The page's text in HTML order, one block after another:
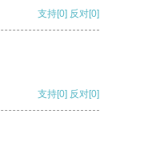
支持[0] 反对[0]
支持[0] 反对[0]